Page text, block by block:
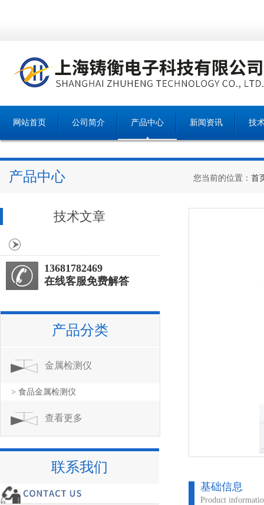
网站首页 公司简介 产品中心 新闻资讯 技
产品中心 您当前的位置： 首
基础信息
Product
技术文章
13681782469
在线客服免费解答
产品分类
金属检测仪
> 食品金属检测仪
查看更多
联系我们